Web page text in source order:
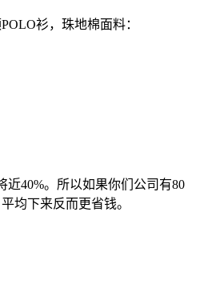
衫，珠地棉面料：
近40%。所以如果你们公司有80
均下来反而更省钱。